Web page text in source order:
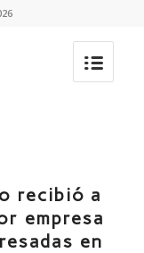
recibió a
empresa
en